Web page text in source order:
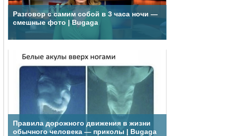
Разговор с самим собой в 3 часа ночи —
смешные фото | Bugaga
Правила дорожного движения в жизни
обычного человека — приколы | Bugaga